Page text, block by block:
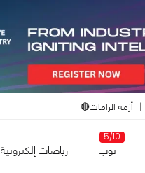
أزمة الرامات🔴
5/10
توب رياضات إلكترونية